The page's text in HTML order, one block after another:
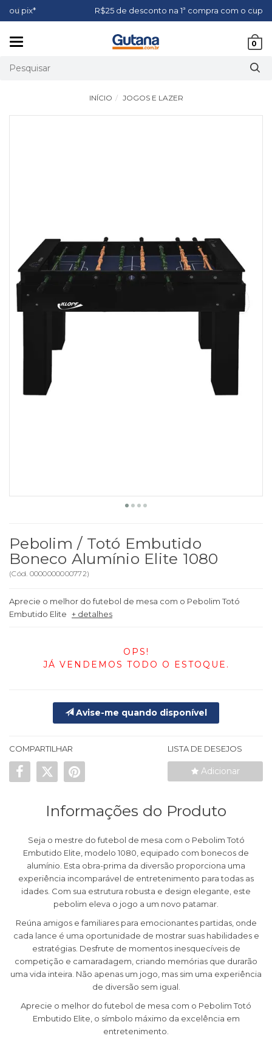
R$25 de desconto na 1ª compra com o cupom BEMVINDO*
0
INÍCIO JOGOS E LAZER
Pebolim / Totó Embutido
Boneco Alumínio Elite 1080
(Cód. 0000000000772)
Aprecie o melhor do futebol de mesa com o Pebolim Totó
Embutido Elite + detalhes
OPS!
JÁ VENDEMOS TODO O ESTOQUE.
Avise-me quando disponível
COMPARTILHAR LISTA DE DESEJOS
Adicionar
Informações do Produto
Seja o mestre do futebol de mesa com o Pebolim Totó
Embutido Elite, modelo 1080, equipado com bonecos de
alumínio. Esta obra-prima da diversão proporciona uma
experiência incomparável de entretenimento para todas as
idades. Com sua estrutura robusta e design elegante, este
pebolim eleva o jogo a um novo patamar.
Reúna amigos e familiares para emocionantes partidas, onde
cada lance é uma oportunidade de mostrar suas habilidades e
estratégias. Desfrute de momentos inesquecíveis de
competição e camaradagem, criando memórias que durarão
uma vida inteira. Não apenas um jogo, mas sim uma experiência
de diversão sem igual.
Aprecie o melhor do futebol de mesa com o Pebolim Totó
Embutido Elite, o símbolo máximo da excelência em
entretenimento.